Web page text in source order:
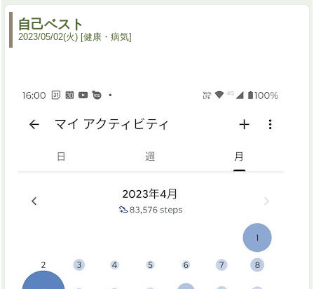
自己ベスト
2023/05/02(火) 健康・病気